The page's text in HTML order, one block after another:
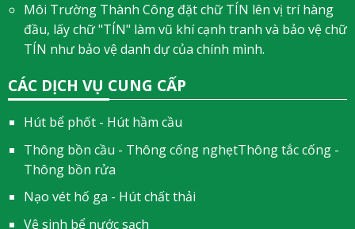
Môi Trường Thành Công đặt chữ TÍN lên vị trí hàng
đầu, lấy chữ "TÍN" làm vũ khí cạnh tranh và bảo vệ chữ
TÍN như bảo vệ danh dự của chính mình.
CÁC DỊCH VỤ CUNG CẤP
Hút bể phốt - Hút hầm cầu
Thông bồn cầu - Thông cống nghẹtThông tắc cống -
Thông bồn rửa
Nạo vét hố ga - Hút chất thải
Vệ sinh bể nước sạch